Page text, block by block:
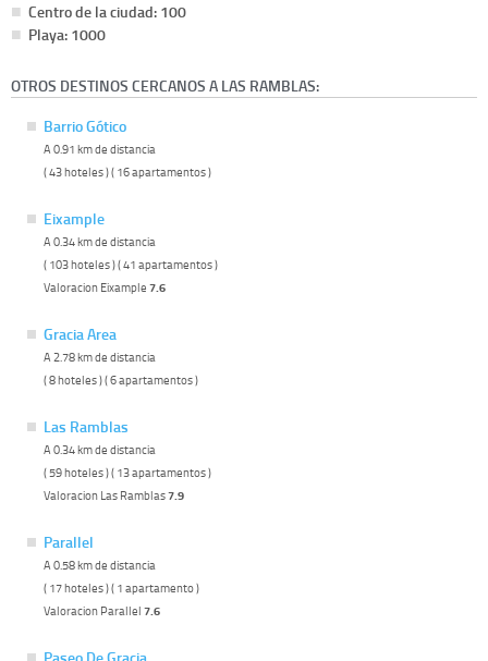
Centro de la ciudad: 100
Playa: 1000
OTROS DESTINOS CERCANOS A LAS RAMBLAS:
Barrio Gótico
A 0.91 km de distancia
( 43 hoteles ) ( 16 apartamentos )
Eixample
A 0.34 km de distancia
( 103 hoteles ) ( 41 apartamentos )
Valoracion Eixample 7.6
Gracia Area
A 2.78 km de distancia
( 8 hoteles ) ( 6 apartamentos )
Las Ramblas
A 0.34 km de distancia
( 59 hoteles ) ( 13 apartamentos )
Valoracion Las Ramblas7.9
Parallel
A 0.58 km de distancia
( 17 hoteles ) ( 1 apartamento )
Valoracion Parallel 7.6
Paseo De Gracia